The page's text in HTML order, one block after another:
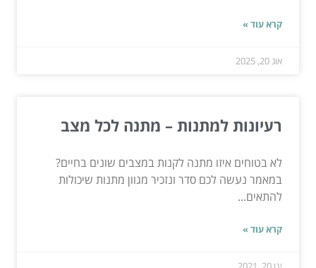
קרא עוד »
אוג 20, 2025
רעיונות למתנות – מתנה לכל מצב
לא בטוחים איזו מתנה לקנות במצבים שונים בחיים?
במאמר נעשה לכם סדר ונזכיר מגוון מתנות שיכולות
להתאים...
קרא עוד »